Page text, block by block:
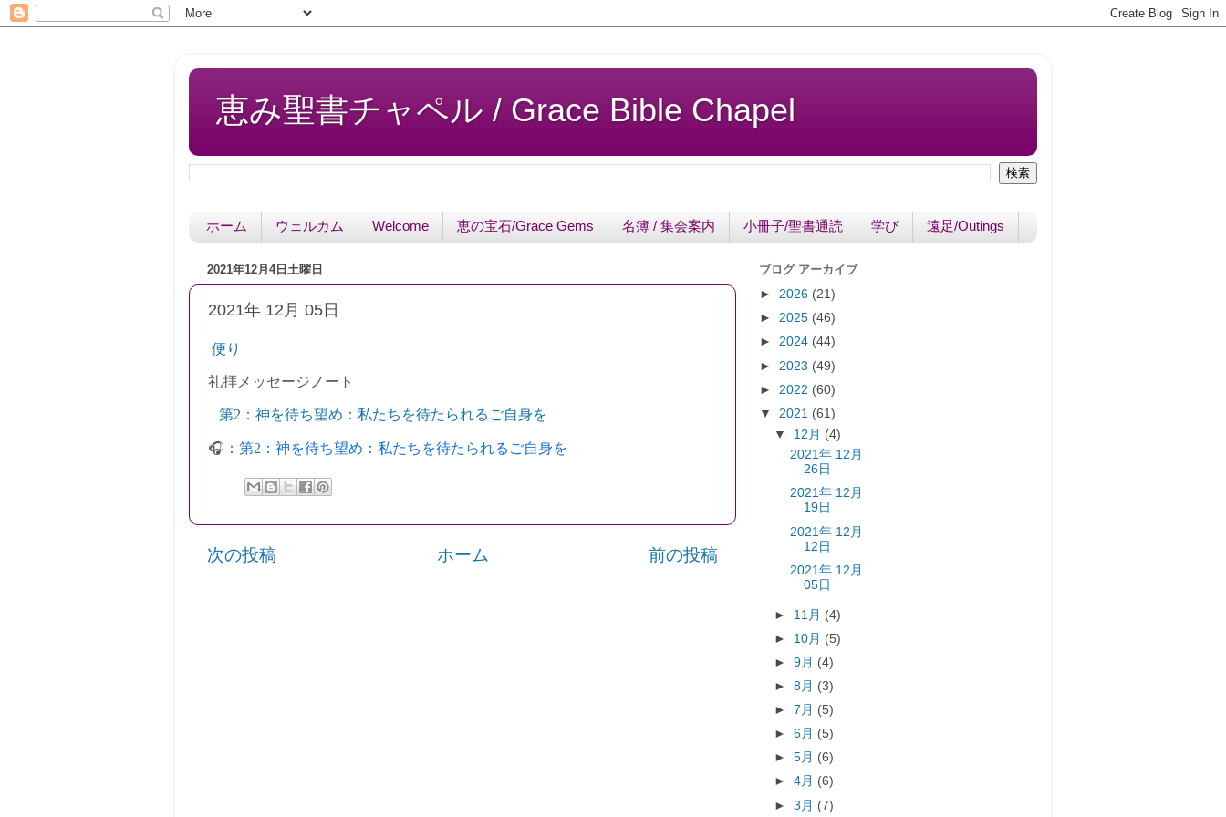
恵み聖書チャペル / Grace Bible Chapel
ホーム ウェルカム Welcome 恵の宝石/Grace Gems 名簿 / 集会案内 小冊子/聖書通読 学び 遠足/Outings
2021年12月4日土曜日
2021年 12月 05日
便り
礼拝 メッセージノート
第2：神を待ち望め：私たちを待たられるご自身を
🎧： 第2：神を待ち望め：私たちを待たられるご自身を
次の投稿 前の投稿
ホーム
ブログ アーカイブ
► 2026 (21)
► 2025 (46)
► 2024 (44)
► 2023 (49)
► 2022 (60)
▼ 2021 (61)
▼ 12月 (4)
2021年 12月
26日
2021年 12月
19日
2021年 12月
12日
2021年 12月
05日
► 11月 (4)
► 10月 (5)
►9月 (4)
►8月 (3)
►7月 (5)
►6月 (5)
►5月 (6)
►4月 (6)
►3月 (7)